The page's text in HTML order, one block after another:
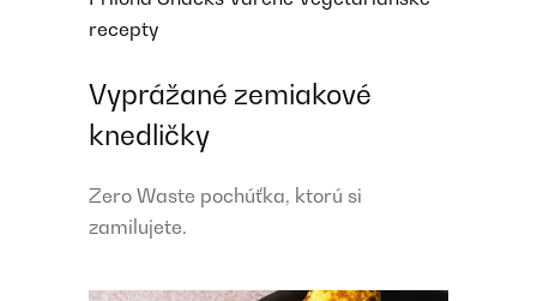
recepty
Vyprážané zemiakové
knedličky
Zero Waste pochúťka, ktorú si
zamilujete.